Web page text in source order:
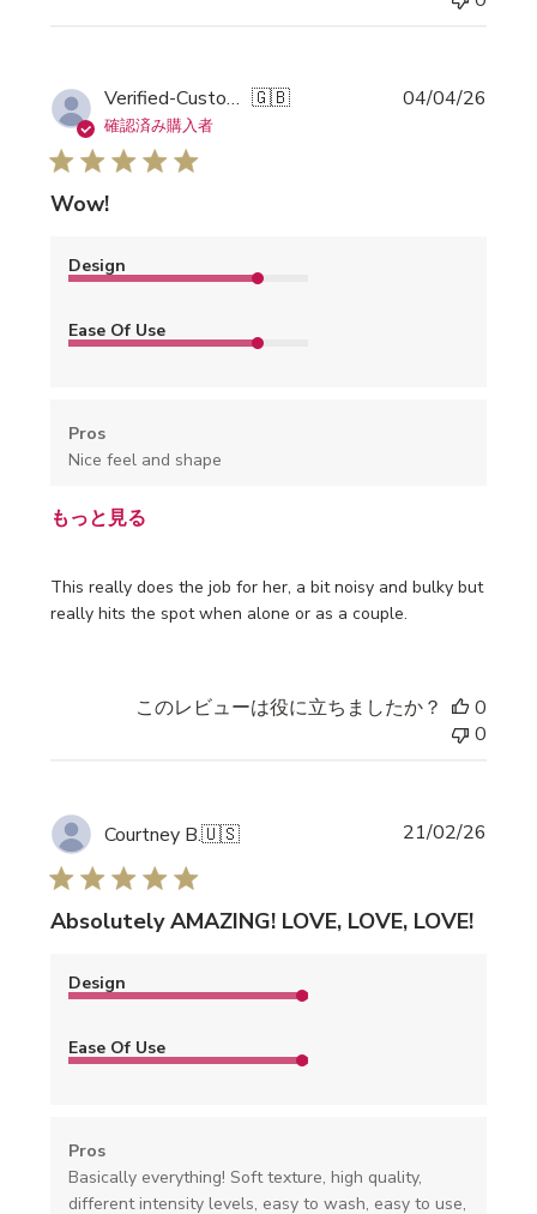
Verified-Customer 🇬🇧
確認済み購入者
Wow!
This really does the job for her, a bit noisy and bulky but
really hits the spot when alone or as a couple.
Design
Ease Of Use
Pros
Nice feel and shape
もっと見る
04/04/26
このレビューは役に立ちましたか？
0
0
Courtney B.🇺🇸
Absolutely AMAZING! LOVE, LOVE, LOVE!
Design
Ease Of Use
Pros
Basically everything! Soft texture, high quality,
different intensity levels, easy to wash, easy to use,
21/02/26